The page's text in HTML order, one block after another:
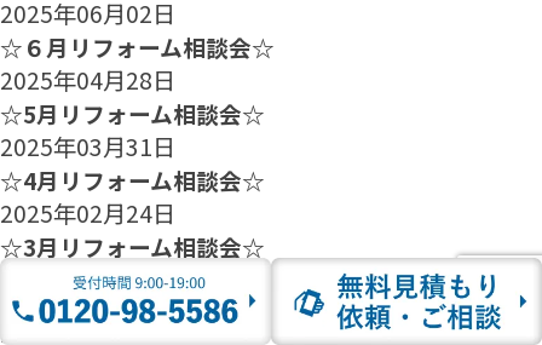
2025年06月02日
☆６月リフォーム相談会☆
2025年04月28日
☆5月リフォーム相談会☆
2025年03月31日
☆4月リフォーム相談会☆
2025年02月24日
☆3月リフォーム相談会☆
2025年01月27日
☆2月のリフォーム相談会のご案内☆